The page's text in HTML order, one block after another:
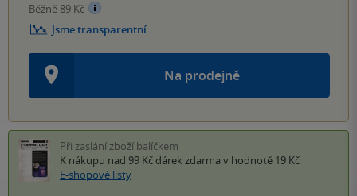
Na prodejně
Běžně 89 Kč
Jsme transparentní
Při zaslání zboží balíčkem
K nákupu nad 99 Kč dárek zdarma v hodnotě 19 Kč
E-shopové listy